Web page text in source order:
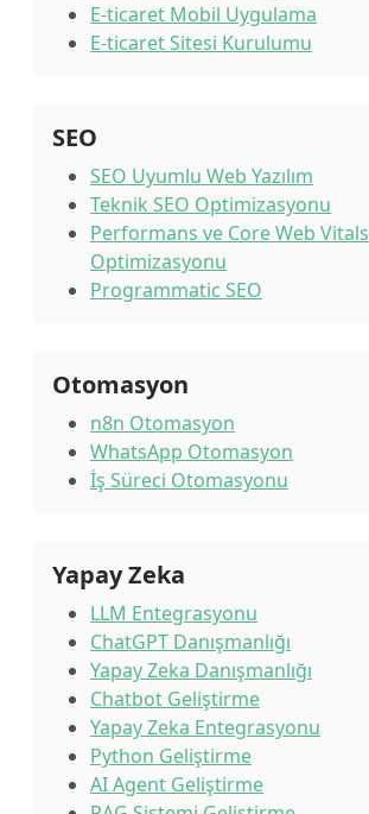
E-ticaret Mobil Uygulama
E-ticaret Sitesi Kurulumu
SEO
SEO Uyumlu Web Yazılım
Teknik SEO Optimizasyonu
Performans ve Core Web Vitals
Optimizasyonu
Programmatic SEO
Otomasyon
n8n Otomasyon
WhatsApp Otomasyon
İş Süreci Otomasyonu
Yapay Zeka
LLM Entegrasyonu
ChatGPT Danışmanlığı
Yapay Zeka Danışmanlığı
Chatbot Geliştirme
Yapay Zeka Entegrasyonu
Python Geliştirme
AI Agent Geliştirme